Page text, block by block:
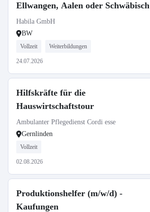
Ellwangen, Aalen oder Schwäbisch
Gmünd
Habila GmbH
BW
Vollzeit Weiterbildungen
24.07.2026
Hilfskräfte für die
Hauswirtschaftstour
Ambulanter Pflegedienst Cordi esse
Gernlinden
Vollzeit
02.08.2026
Produktionshelfer (m/w/d) -
Kaufungen